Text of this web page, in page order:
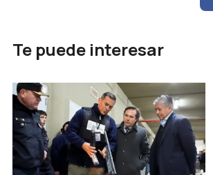
Te puede interesar